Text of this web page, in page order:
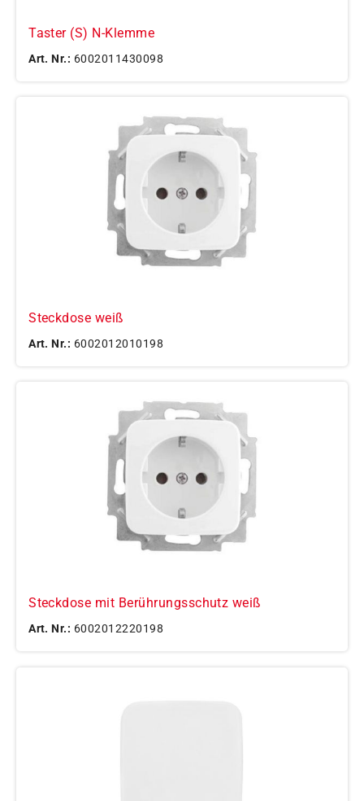
Taster (S) N-Klemme
Art. Nr.: 6002011430098
Steckdose weiß
Art. Nr.: 6002012010198
Steckdose mit Berührungsschutz weiß
Art. Nr.: 6002012220198